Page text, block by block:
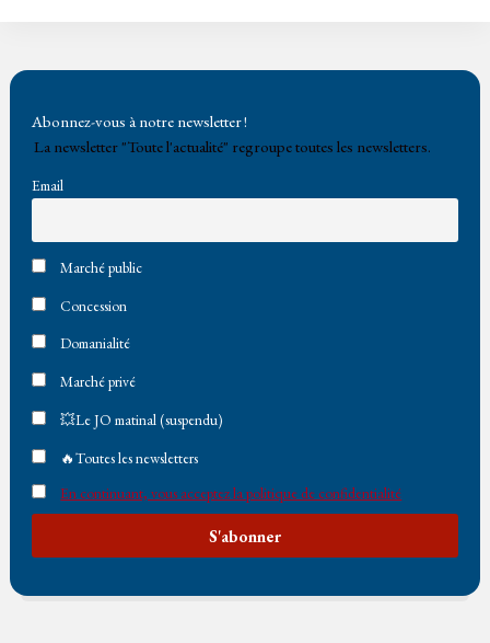
Abonnez-vous à notre newsletter !
La newsletter "Toute l'actualité" regroupe toutes les newsletters.
Email
Marché public
Concession
Domanialité
Marché privé
💥Le JO matinal (suspendu)
🔥Toutes les newsletters
En continuant, vous acceptez la politique de confidentialité